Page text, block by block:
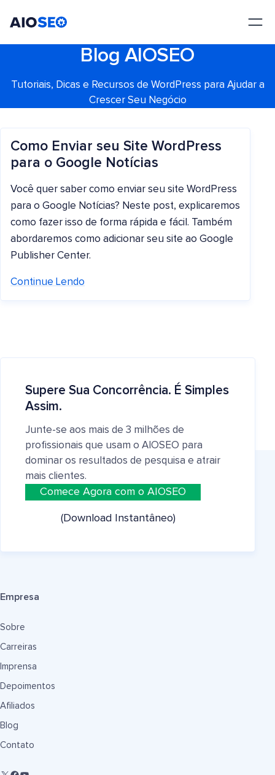
Blog AIOSEO
Tutoriais, Dicas e Recursos de WordPress para Ajudar a
Crescer Seu Negócio
Como Enviar seu Site WordPress
para o Google Notícias
Você quer saber como enviar seu site WordPress
para o Google Notícias? Neste post, explicaremos
como fazer isso de forma rápida e fácil. Também
abordaremos como adicionar seu site ao Google
Publisher Center.
Continue Lendo
Supere Sua Concorrência. É Simples
Assim.
Junte-se aos mais de 3 milhões de
profissionais que usam o AIOSEO para
dominar os resultados de pesquisa e atrair
mais clientes.
Comece Agora com o AIOSEO
(Download Instantâneo)
Empresa
Sobre
Carreiras
Imprensa
Depoimentos
Afiliados
Blog
Contato